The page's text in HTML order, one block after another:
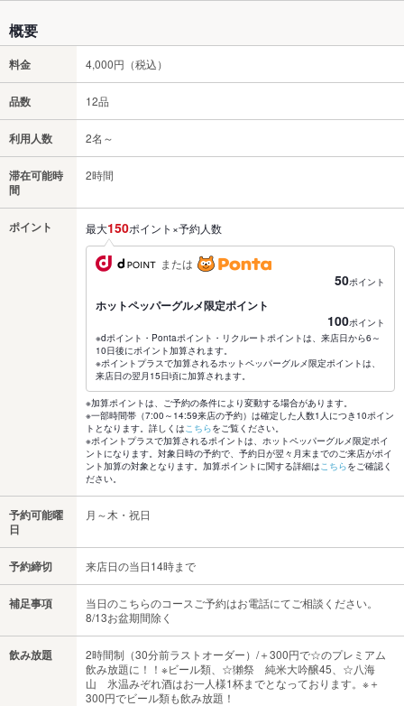
概要
料金 4,000円（税込）
品数 12品
利用人数 2名～
滞在可能時
間
2時間
ポイント 最大150ポイント×予約人数
または
50ポイント
ホットペッパーグルメ限定ポイント
100ポイント
※dポイント・Pontaポイント・リクルートポイントは、来店日から6～
10日後にポイント加算されます。
※ポイントプラスで加算されるホットペッパーグルメ限定ポイントは、
来店日の翌月15日頃に加算されます。
※加算ポイントは、ご予約の条件により変動する場合があります。
※一部時間帯（7:00～14:59来店の予約）は確定した人数1人につき10ポイン
トとなります。詳しくはこちらをご覧ください。
※ポイントプラスで加算されるポイントは、ホットペッパーグルメ限定ポイ
ントになります。対象日時の予約で、予約日が翌々月末までのご来店がポイ
ント加算の対象となります。加算ポイントに関する詳細はこちらをご確認く
ださい。
予約可能曜
日
月～木・祝日
予約締切 来店日の当日14時まで
補足事項
当日のこちらのコースご予約はお電話にてご相談ください。
8/13お盆期間除く
飲み放題
2時間制（30分前ラストオーダー）/＋300円で☆のプレミアム
飲み放題に！！※ビール類、☆獺祭 純米大吟醸45、☆八海
山 氷温みぞれ酒はお一人様1杯までとなっております。※＋
300円でビール類も飲み放題！